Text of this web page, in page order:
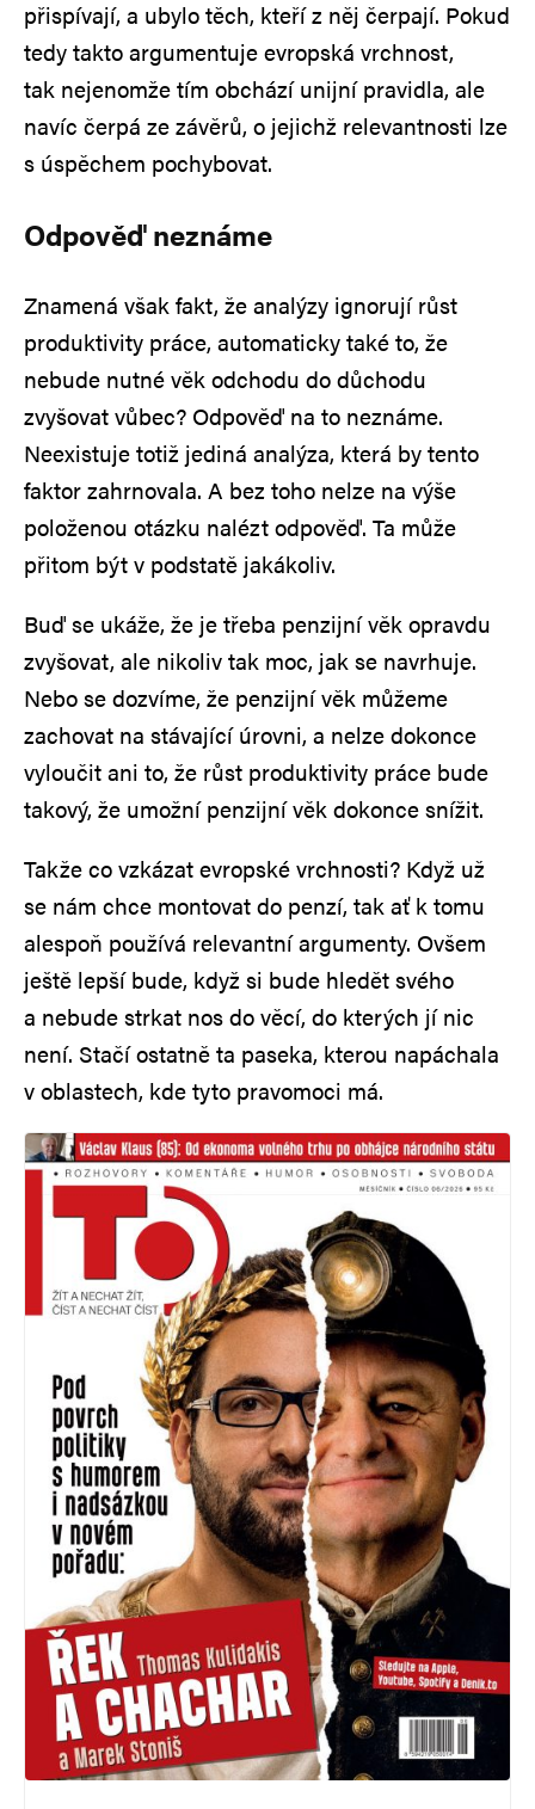
přispívají, a ubylo těch, kteří z něj čerpají. Pokud
tedy takto argumentuje evropská vrchnost,
tak nejenomže tím obchází unijní pravidla, ale
navíc čerpá ze závěrů, o jejichž relevantnosti lze
s úspěchem pochybovat.
Odpověď neznáme
Znamená však fakt, že analýzy ignorují růst
produktivity práce, automaticky také to, že
nebude nutné věk odchodu do důchodu
zvyšovat vůbec? Odpověď na to neznáme.
Neexistuje totiž jediná analýza, která by tento
faktor zahrnovala. A bez toho nelze na výše
položenou otázku nalézt odpověď. Ta může
přitom být v podstatě jakákoliv.
Buď se ukáže, že je třeba penzijní věk opravdu
zvyšovat, ale nikoliv tak moc, jak se navrhuje.
Nebo se dozvíme, že penzijní věk můžeme
zachovat na stávající úrovni, a nelze dokonce
vyloučit ani to, že růst produktivity práce bude
takový, že umožní penzijní věk dokonce snížit.
Takže co vzkázat evropské vrchnosti? Když už
se nám chce montovat do penzí, tak ať k tomu
alespoň používá relevantní argumenty. Ovšem
ještě lepší bude, když si bude hledět svého
a nebude strkat nos do věcí, do kterých jí nic
není. Stačí ostatně ta paseka, kterou napáchala
v oblastech, kde tyto pravomoci má.